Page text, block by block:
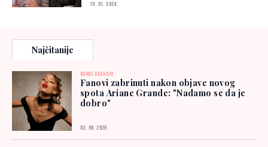
10. 01. 2024.
Najčitanije
BURNE REAKCIJE
Fanovi zabrinuti nakon objave novog
spota Ariane Grande: "Nadamo se da je
dobro"
03. 08. 2026.